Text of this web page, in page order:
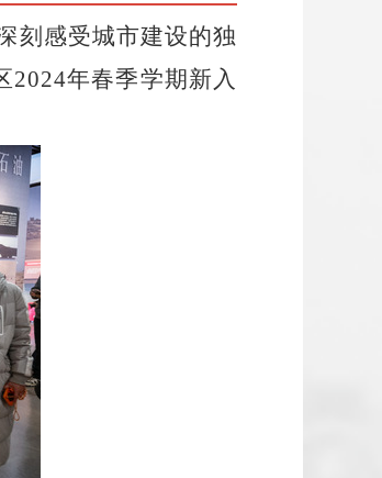
刻感受城市建设的独
2024年春季学期新入